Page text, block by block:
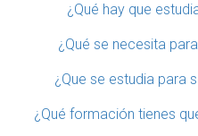
¿Qué hay que
¿Qué se necesita
¿Que se estudia para
¿Qué formación tienes